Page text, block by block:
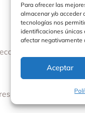
Para ofrecer las
almacenar y/o acceder
tecnologías nos
identificaciones únicas
afectar negativamente
Aceptar
siempre a la
de 36 meses